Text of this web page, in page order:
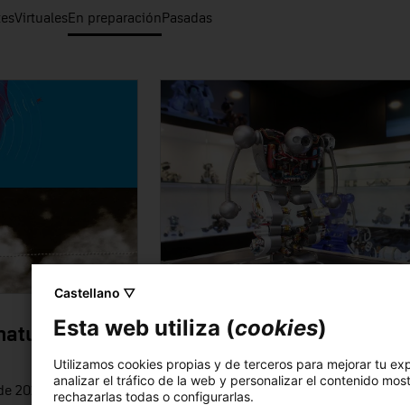
Virtuales En preparación Pasadas
a la
2026
Robots. De los autómatas
Leonardo a los
futuro
Castellano ▽
Esta web utiliza (cookies)
Utilizamos cookies propias y de terceros para mejorar tu
analizar el tráfico de la web y personalizar el contenido
rechazarlas todas o configurarlas.